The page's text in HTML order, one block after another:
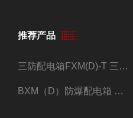
推荐产品
三防配电箱FXM(D)-T 三防型黑色工程塑料
BXM（D）防爆配电箱 防爆照明动力箱厂家 定做